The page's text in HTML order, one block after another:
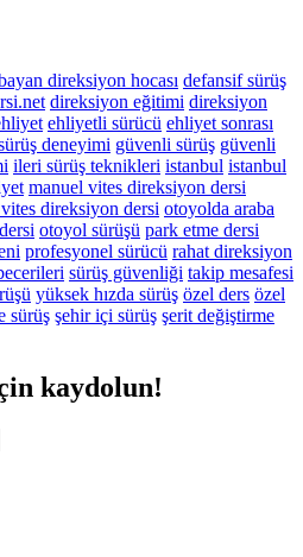
direksiyon hocası defansif sürüş
direksiyon eğitimi direksiyon
ehliyetli sürücü ehliyet sonrası
deneyimi güvenli sürüş güvenli
ileri sürüş teknikleri istanbul istanbul
manuel vites direksiyon dersi
direksiyon dersi otoyolda araba
otoyol sürüşü park etme dersi
profesyonel sürücü rahat direksiyon
sürüş güvenliği takip mesafesi
yüksek hızda sürüş özel ders özel
sürüş şehir içi sürüş şerit değiştirme
kaydolun!